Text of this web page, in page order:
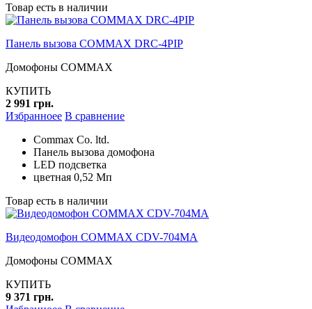
Товар есть в наличии
Панель вызова COMMAX DRC-4PIP
Домофоны COMMAX
КУПИТЬ
2 991 грн.
Избранноее В сравнение
Commax Co. ltd.
Панель вызова домофона
LED подсветка
цветная 0,52 Мп
Товар есть в наличии
Видеодомофон COMMAX CDV-704MA
Домофоны COMMAX
КУПИТЬ
9 371 грн.